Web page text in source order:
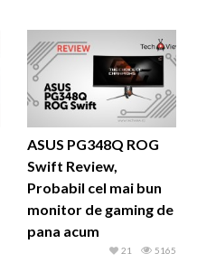
ASUS PG348Q ROG
Swift Review,
Probabil cel mai bun
monitor de gaming de
pana acum
5165
21